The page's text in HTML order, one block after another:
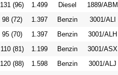
131 (96) 1.499 Diesel
1889/ABM
98 (72) 1.397 Benzin
3001/ALI
95 (70) 1.397 Benzin
3001/ALH
110 (81) 1.199 Benzin
3001/ASX
120 (88) 1.598 Benzin
3001/ALJ